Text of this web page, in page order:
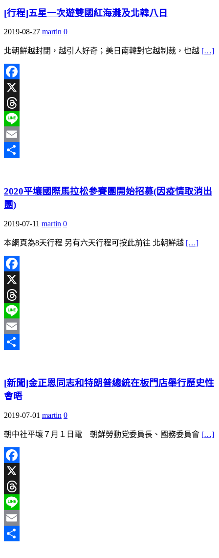
[行程]五星一次遊雙國紅海灘及北韓八日
2019-08-27 martin 0
北朝鮮越封閉，越引人好奇；美日南韓對它越制裁，也越 […]
Facebook
X
Threads
Line
Email
2020平壤國際馬拉松參賽團開始招募(因疫情取消出
團)
2019-07-11 martin 0
本網頁為8天行程 另有六天行程可按此前往 北朝鮮越 […]
Facebook
X
Threads
Line
Email
[新聞]金正恩同志和特朗普總統在板門店舉行歷史性
會晤
2019-07-01 martin 0
朝中社平壤７月１日電 朝鮮勞動党委員長、國務委員會 […]
Facebook
X
Threads
Line
Email